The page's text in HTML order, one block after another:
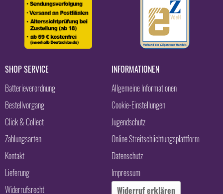
SHOP SERVICE
Batterieverordnung
Bestellvorgang
Click & Collect
Zahlungsarten
Kontakt
Lieferung
Widerrufsrecht
INFORMATIONEN
Allgemeine Informationen
Cookie-Einstellungen
Jugendschutz
Online Streitschlichtungsplattform
Datenschutz
Impressum
Widerruf erklären